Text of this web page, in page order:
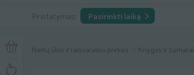
Pristatymas: Pasirinkti laiką
Namų ūkio ir laisvalaikio prekės Knygos ir žurnalai